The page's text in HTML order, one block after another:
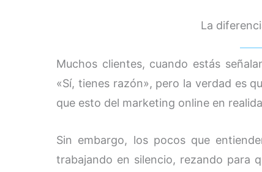
La
Muchos clientes, cuando estás
«Sí, tienes razón», pero la verdad es
que esto del marketing online en
Sin embargo, los pocos que
trabajando en silencio, rezando para